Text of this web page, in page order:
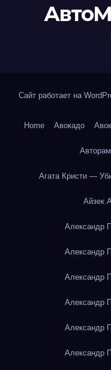
Сайт работает на
Home Авокадо
Агата Кристи —
Айзек
Александр
Александр
Александр
Александр
Александр
Александр